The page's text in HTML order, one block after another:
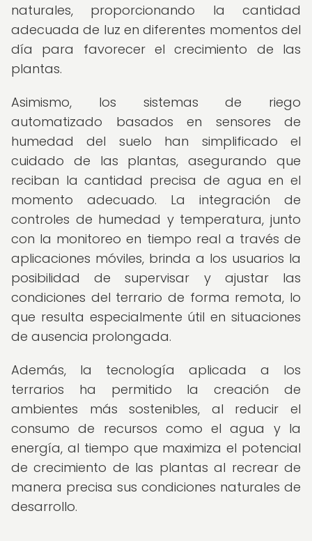
naturales, proporcionando la cantidad
adecuada de luz en diferentes momentos del
día para favorecer el crecimiento de las
plantas.
Asimismo, los sistemas de riego
automatizado basados en sensores de
humedad del suelo han simplificado el
cuidado de las plantas, asegurando que
reciban la cantidad precisa de agua en el
momento adecuado. La integración de
controles de humedad y temperatura, junto
con la monitoreo en tiempo real a través de
aplicaciones móviles, brinda a los usuarios la
posibilidad de supervisar y ajustar las
condiciones del terrario de forma remota, lo
que resulta especialmente útil en situaciones
de ausencia prolongada.
Además, la tecnología aplicada a los
terrarios ha permitido la creación de
ambientes más sostenibles, al reducir el
consumo de recursos como el agua y la
energía, al tiempo que maximiza el potencial
de crecimiento de las plantas al recrear de
manera precisa sus condiciones naturales de
desarrollo.